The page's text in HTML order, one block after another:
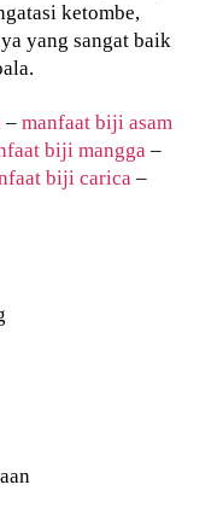
ketombe,
yang sangat baik
–manfaat biji asam
biji mangga –
biji carica–